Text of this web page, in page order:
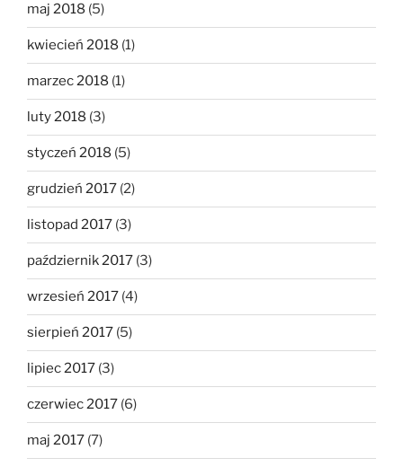
maj 2018 (5)
kwiecień 2018 (1)
marzec 2018 (1)
luty 2018 (3)
styczeń 2018 (5)
grudzień 2017 (2)
listopad 2017 (3)
październik 2017 (3)
wrzesień 2017 (4)
sierpień 2017 (5)
lipiec 2017 (3)
czerwiec 2017 (6)
maj 2017 (7)